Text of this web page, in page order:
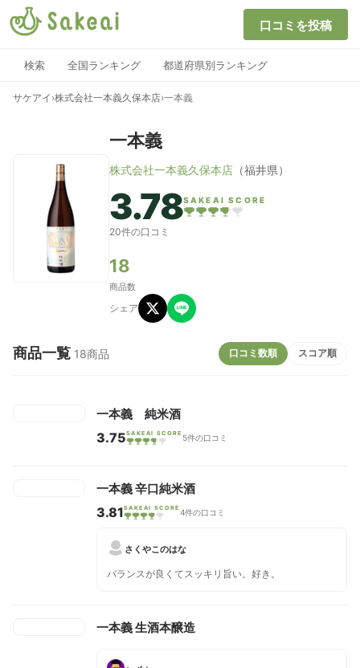
口コミを投稿
検索 全国ランキング 都道府県別ランキング
サケアイ ›株式会社一本義久保本店›一本義
一本義
株式会社一本義久保本店 （福井県）
3.78SAKEAI SCORE
20件の口コミ
18
商品数
シェア
商品一覧 18商品 口コミ数順 スコア順
一本義 純米酒
3.75SAKEAI SCORE 5件の口コミ
一本義 辛口純米酒
3.81SAKEAI SCORE 4件の口コミ
さくやこのはな
バランスが良くてスッキリ旨い。好き。
一本義 生酒本醸造